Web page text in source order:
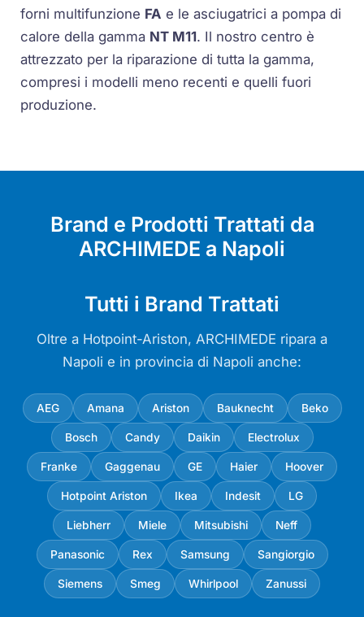
forni multifunzione FA e le asciugatrici a pompa di
calore della gamma NT M11. Il nostro centro è
attrezzato per la riparazione di tutta la gamma,
compresi i modelli meno recenti e quelli fuori
produzione.
Brand e Prodotti Trattati da
ARCHIMEDE a Napoli
Tutti i Brand Trattati
Oltre a Hotpoint-Ariston, ARCHIMEDE ripara a
Napoli e in provincia di Napoli anche:
AEG Amana Ariston Bauknecht Beko
Bosch Candy Daikin Electrolux
Franke Gaggenau GE Haier Hoover
Hotpoint Ariston Ikea Indesit LG
Liebherr Miele Mitsubishi Neff
Panasonic Rex Samsung Sangiorgio
Siemens Smeg Whirlpool Zanussi